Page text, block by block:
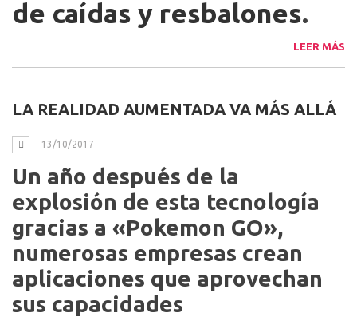
de caídas y resbalones.
LEER MÁS
LA REALIDAD AUMENTADA VA MÁS ALLÁ
13/10/2017
Un año después de la
explosión de esta tecnología
gracias a «Pokemon GO»,
numerosas empresas crean
aplicaciones que aprovechan
sus capacidades